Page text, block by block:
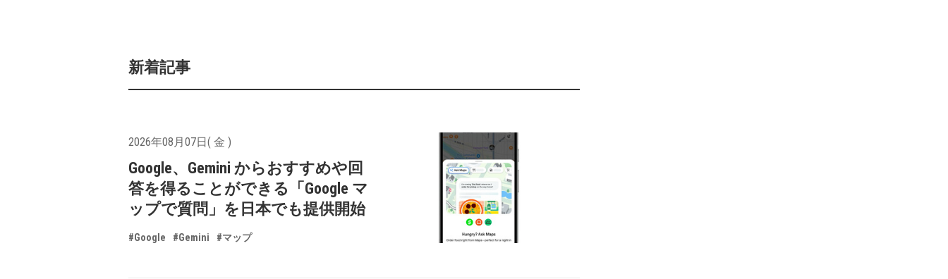
新着記事
2026年08月07日( 金 )
Google、Gemini からおすすめや回
答を得ることができる「Google マ
ップで質問」を日本でも提供開始
#Google #Gemini #マップ